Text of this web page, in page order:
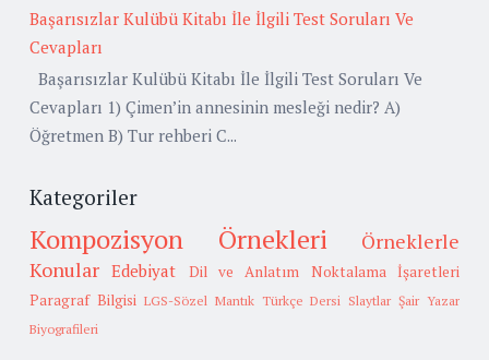
Başarısızlar Kulübü Kitabı İle İlgili Test Soruları Ve
Cevapları
Başarısızlar Kulübü Kitabı İle İlgili Test Soruları Ve
Cevapları 1) Çimen’in annesinin mesleği nedir? A)
Öğretmen B) Tur rehberi C...
Kategoriler
Kompozisyon Örnekleri
Örneklerle
Konular Edebiyat Dil ve Anlatım
Noktalama İşaretleri
Paragraf Bilgisi LGS-Sözel Mantık Türkçe Dersi Slaytlar Şair Yazar
Biyografileri